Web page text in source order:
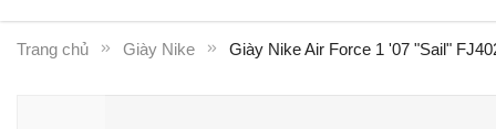
Trang chủ Giày Nike Giày Nike Air Force 1 '07 "Sail"